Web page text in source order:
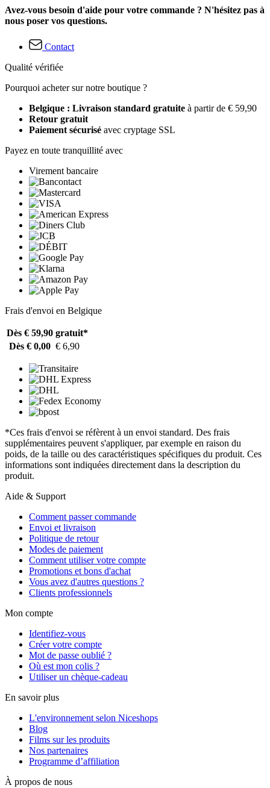
Avez-vous besoin d'aide pour votre commande ? N'hésitez pas à
nous poser vos questions.
Contact
Qualité vérifiée
Pourquoi acheter sur notre boutique ?
Belgique : Livraison standard gratuite à partir de € 59,90
Retour gratuit
Paiement sécurisé avec cryptage SSL
Payez en toute tranquillité avec
Virement bancaire
Frais d'envoi en Belgique
Dès € 59,90 gratuit*
Dès € 0,00 € 6,90
*Ces frais d'envoi se réfèrent à un envoi standard. Des frais
supplémentaires peuvent s'appliquer, par exemple en raison du
poids, de la taille ou des caractéristiques spécifiques du produit. Ces
informations sont indiquées directement dans la description du
produit.
Aide & Support
Comment passer commande
Envoi et livraison
Politique de retour
Modes de paiement
Comment utiliser votre compte
Promotions et bons d'achat
Vous avez d'autres questions ?
Clients professionnels
Mon compte
Identifiez-vous
Créer votre compte
Mot de passe oublié ?
Où est mon colis ?
Utiliser un chèque-cadeau
En savoir plus
L'environnement selon Niceshops
Blog
Films sur les produits
Nos partenaires
Programme d’affiliation
À propos de nous